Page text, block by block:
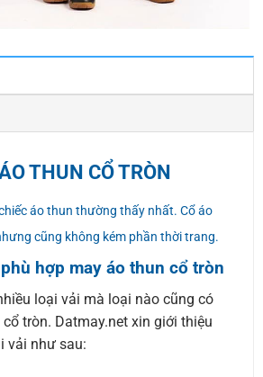
THUN CỔ TRÒN
áo thun thường thấy nhất. Cổ áo
cũng không kém phần thời trang.
hợp may áo thun cổ tròn
loại vải mà loại nào cũng có
tròn. Datmay.net xin giới thiệu
vải như sau: